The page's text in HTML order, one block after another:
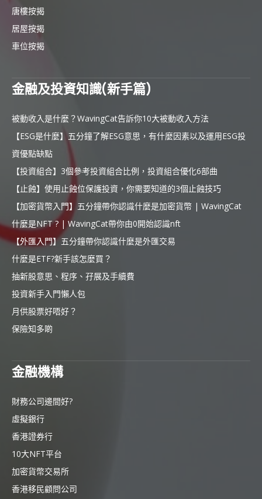
唐樓按揭
居屋按揭
車位按揭
金融及投資知識(新手篇)
被動收入是什麼？WavingCat告訴你10大被動收入方法
【ESG是什麼】五分鐘了解ESG意思，有什麼因素以及運用ESG投
資優點缺點
【投資組合】3個參考投資組合比例，投資組合優化6部曲
【止蝕】使用止蝕位保護投資，你需要知道的3個止蝕技巧
【加密貨幣入門】五分鐘帶你認識什麼是加密貨幣 | WavingCat
什麼是NFT ? | WavingCat帶你由0開始認識nft
【外匯入門】五分鐘帶你認識什麼是外匯交易
什麼是ETF?新手該怎麼買？
抽新股意思、程序、孖展及手續費
投資新手入門懶人包
月供股票好唔好？
保險知多啲
金融機構
財務公司邊間好?
虛擬銀行
香港證券行
10大NFT平台
加密貨幣交易所
香港移民顧問公司